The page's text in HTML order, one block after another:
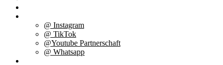
@ Instagram
@ TikTok
@Youtube Partnerschaft
@ Whatsapp